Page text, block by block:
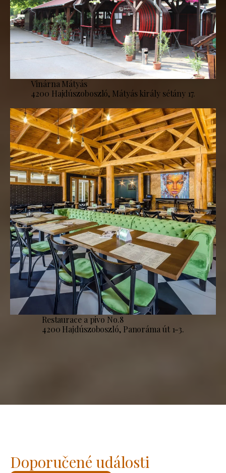
Vinárna Mátyás
4200 Hajdúszoboszló, Mátyás király sétány 17.
Restaurace a pivo No.8
4200 Hajdúszoboszló, Panoráma út 1-3.
Doporučené události